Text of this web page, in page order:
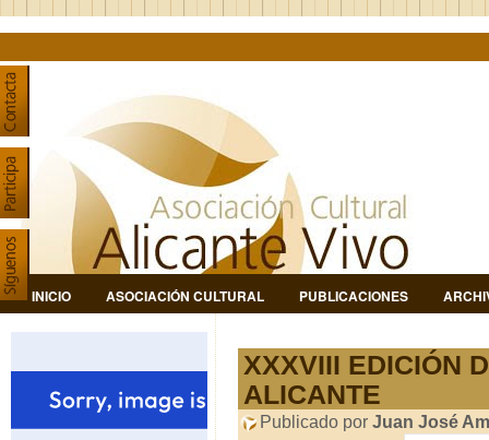
INICIO ASOCIACIÓN CULTURAL PUBLICACIONES
XXXVIII EDICIÓN
ALICANTE
Publicado por Juan José